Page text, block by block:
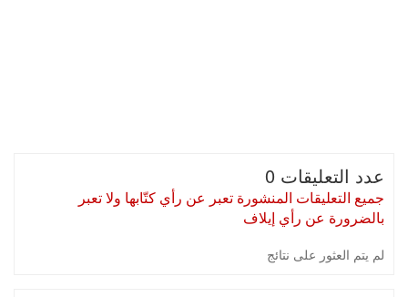
عدد التعليقات 0
جميع التعليقات المنشورة تعبر عن رأي كتّابها ولا تعبر
بالضرورة عن رأي إيلاف
لم يتم العثور على نتائج